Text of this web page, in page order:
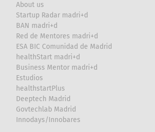
About us
Startup Radar madri+d
BAN madri+d
Red de Mentores madri+d
ESA BIC Comunidad de Madrid
healthStart madri+d
Business Mentor madri+d
Estudios
healthstartPlus
Deeptech Madrid
Govtechlab Madrid
Innodays/Innobares